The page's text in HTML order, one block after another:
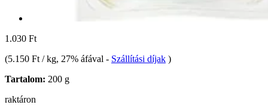
1.030 Ft
(5.150 Ft / kg, 27% áfával - Szállítási díjak )
Tartalom: 200 g
raktáron